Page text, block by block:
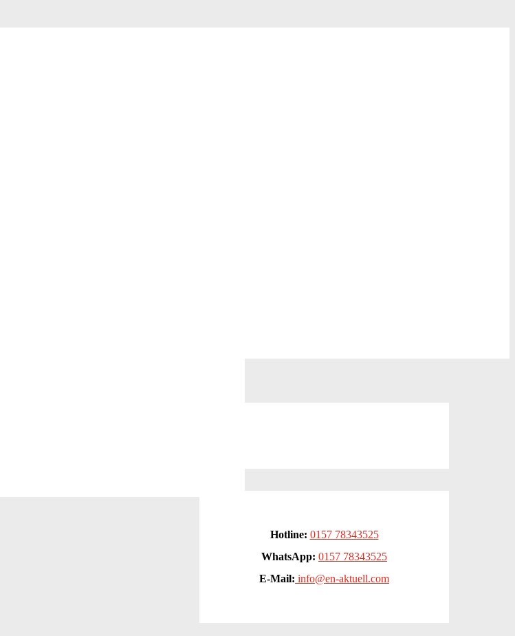
Hotline: 0157 78343525
WhatsApp: 0157 78343525
E-Mail: info@en-aktuell.com